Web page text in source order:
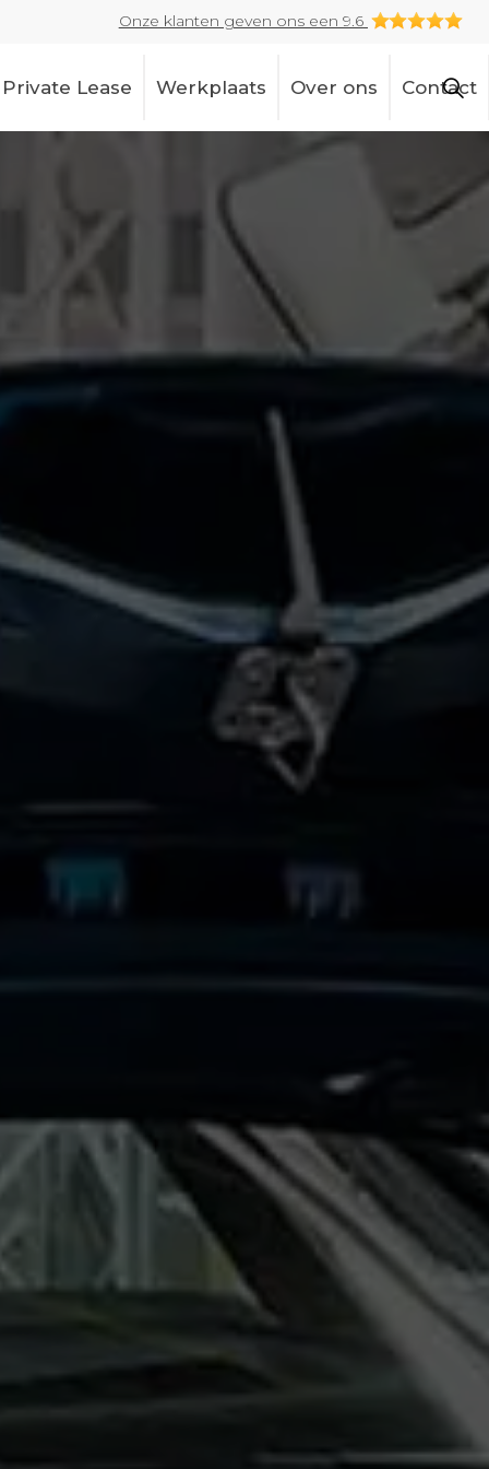
Onze klanten geven ons een 9.6
Private Lease Werkplaats Over ons Contact